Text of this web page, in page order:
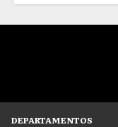
DEPARTAMENTOS